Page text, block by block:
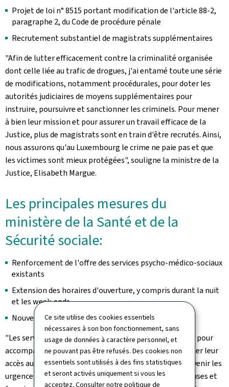
Ce site utilise des cookies essentiels
nécessaires à son bon fonctionnement, sans
usage de données à caractère personnel, et
ne pouvant pas être refusés. Des cookies non
essentiels sont utilisés à des fins statistiques
et seront activés uniquement si vous les
acceptez. Consulter notrepolitique de
Projet de loi n° 8515 portant modification de l'article 88-2,
paragraphe 2, du Code de procédure pénale
Recrutement substantiel de magistrats supplémentaires
"Afin de lutter efficacement contre la criminalité organisée
dont celle liée au trafic de drogues, j'ai entamé toute une série
de modifications, notamment procédurales, pour doter les
autorités judiciaires de moyens supplémentaires pour
instruire, poursuivre et sanctionner les criminels. Pour mener
à bien leur mission et pour assurer un travail efficace de la
Justice, plus de magistrats sont en train d'être recrutés. Ainsi,
nous assurons qu'au Luxembourg le crime ne paie pas et que
les victimes sont mieux protégées", souligne la ministre de la
Justice, Elisabeth Margue.
Les principales mesures du
ministère de la Santé et de la
Sécurité sociale:
Renforcement de l'offre des services psycho-médico-sociaux
existants
Extension des horaires d'ouverture, y compris durant la nuit
et les week-ends
Nouvelles structures pour l'Abrigado
"Les services psycho-médico-sociaux jouent un rôle clé pour
accompagner les personnes en grande détresse, faciliter leur
accès aux soins et soutenir leur stabilisation. Pour prévenir les
urgences, limiter la transmission de maladies infectieuses et